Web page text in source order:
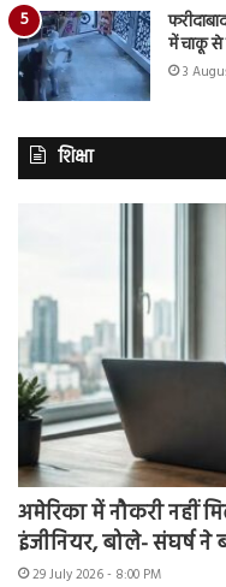
में चाकू से
3
शिक्षा
अमेरिका में नौकरी नहीं
इंजीनियर, बोले- संघर्ष
29 July 2026 - 8:00 PM